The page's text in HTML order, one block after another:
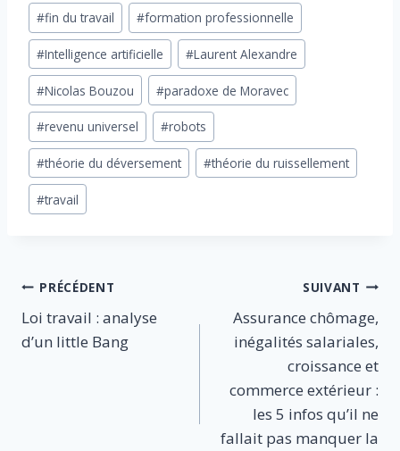
Étiquettes
de
la
publication :
#fin du travail #formation professionnelle
#Intelligence artificielle #Laurent Alexandre
#Nicolas Bouzou #paradoxe de Moravec
#revenu universel #robots
#théorie du déversement #théorie du ruissellement
#travail
Navigation
de
PRÉCÉDENT
Loi travail : analyse
d’un little Bang
SUIVANT
Assurance chômage,
inégalités salariales,
croissance et
commerce extérieur :
les 5 infos qu’il ne
fallait pas manquer la